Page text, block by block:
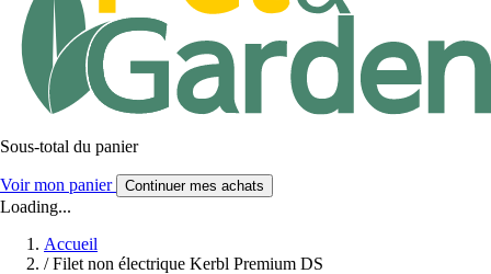
Sous-total du panier
Voir mon panier Continuer mes achats
Loading...
Accueil
/ Filet non électrique Kerbl Premium DS